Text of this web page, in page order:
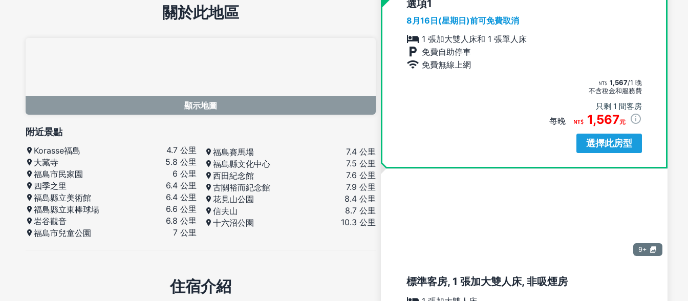
選項
8月16日(星期日)前可免費取消
1 張加大雙人床和 1 張單人床
免費自助停車
免費無線上網
1,567/1 晚
不含稅金和服務費
只剩 1 間客房
每晚 1,567元
選擇此房型
9+
標準客房, 1 張加大雙人床, 非吸煙房
關於此地區
顯示地圖
附近景點
Korasse福島
4.7 公里
大藏寺
5.8 公里
福島市民家園
6 公里
四季之里
6.4 公里
福島縣立美術館
6.4 公里
福島縣立東棒球場
6.6 公里
岩谷觀音
6.8 公里
福島市兒童公園
7 公里
福島賽馬場
7.4 公里
福島縣文化中心
7.5 公里
西田紀念館
7.6 公里
古關裕而紀念館
7.9 公里
花見山公園
8.4 公里
信夫山
8.7 公里
十六沼公園
10.3 公里
住宿介紹